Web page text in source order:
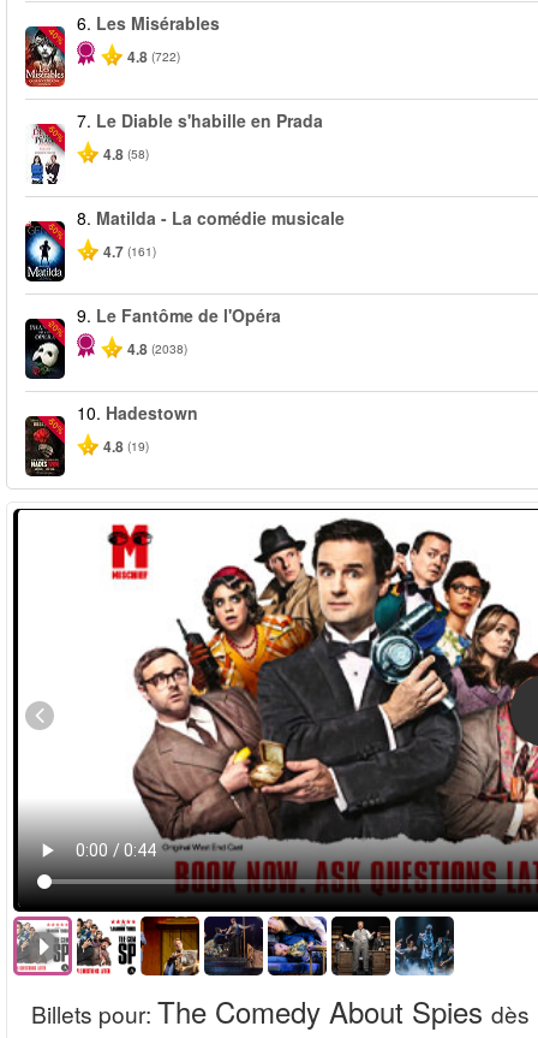
-40%
6. Les Misérables
4.8 (722)
-50%
7. Le Diable s'habille en Prada
4.8 (58)
-50%
8. Matilda - La comédie musicale
4.7 (161)
-20%
9. Le Fantôme de l'Opéra
4.8 (2038)
-50%
10. Hadestown
4.8 (19)
Billets pour: The Comedy About Spies dès